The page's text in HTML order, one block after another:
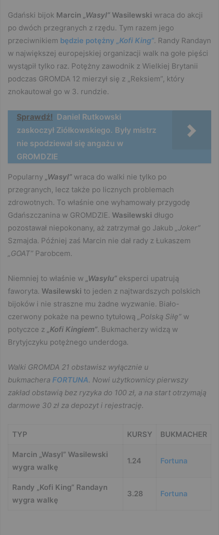
Gdański bijok Marcin „Wasyl” Wasilewski wraca do akcji
po dwóch przegranych z rzędu. Tym razem jego
przeciwnikiem będzie potężny „Kofi King”. Randy Randayn
w największej europejskiej organizacji walk na gołe pięści
wystąpił tylko raz. Potężny zawodnik z Wielkiej Brytanii
podczas GROMDA 12 mierzył się z „Reksiem”, który
znokautował go w 3. rundzie.
Sprawdź! Daniel Rutkowski
zaskoczył Ziółkowskiego. Były mistrz
nie spodziewał się angażu w
GROMDZIE
Popularny „Wasyl” wraca do walki nie tylko po
przegranych, lecz także po licznych problemach
zdrowotnych. To właśnie one wyhamowały przygodę
Gdańszczanina w GROMDZIE. Wasilewski długo
pozostawał niepokonany, aż zatrzymał go Jakub „Joker”
Szmajda. Później zaś Marcin nie dał rady z Łukaszem
„GOAT” Parobcem.
Niemniej to właśnie w „Wasylu” eksperci upatrują
faworyta. Wasilewski to jeden z najtwardszych polskich
bijoków i nie straszne mu żadne wyzwanie. Biało-
czerwony pokaże na pewno tytułową „Polską Siłę” w
potyczce z „Kofi Kingiem”. Bukmacherzy widzą w
Brytyjczyku potężnego underdoga.
Walki GROMDA 21 obstawisz wyłącznie u
bukmachera FORTUNA. Nowi użytkownicy pierwszy
zakład obstawią bez ryzyka do 100 zł, a na start otrzymają
darmowe 30 zł za depozyt i rejestrację.
TYP KURSY BUKMACHER
Marcin „Wasyl” Wasilewski
wygra walkę
1.24 Fortuna
Randy „Kofi King” Randayn
wygra walkę
3.28 Fortuna